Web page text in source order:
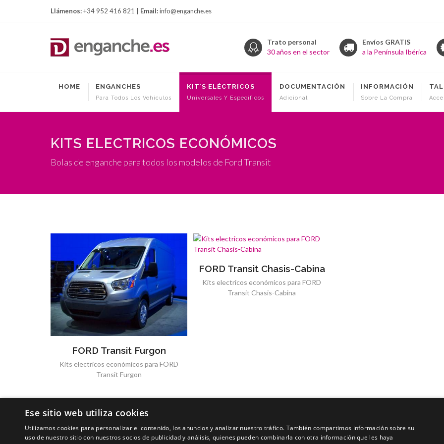
Llámenos:+34 952 416 821 | Email:info@enganche.es
Trato personal
30 años en el sector
Envíos GRATIS
a la Península Ibérica
HOME ENGANCHES
Para Todos Los Vehículos
KIT´S ELÉCTRICOS
Universales Y Específicos
DOCUMENTACIÓN
Adicional
INFORMACIÓN
Sobre La Compra
KITS ELECTRICOS ECONÓMICOS
Bolas de enganche para todos los modelos de Ford Transit
FORD Transit Furgon
Kits electricos económicos para FORD
Transit Furgon
FORD Transit Chasis-Cabina
Kits electricos económicos para FORD
Transit Chasis-Cabina
Ese sitio web utiliza cookies
Utilizamos cookies para personalizar el contenido, los anuncios y analizar nuestro tráfico. También compartimos información sobre su
uso de nuestro sitio con nuestros socios de publicidad y análisis, quienes pueden combinarla con otra información que les haya